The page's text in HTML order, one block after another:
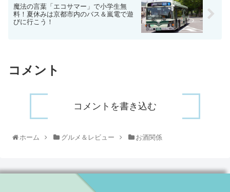
魔法の言葉「エコサマー」で小学生無
料！夏休みは京都市内のバス＆嵐電で遊
びに行こう！
コメント
コメントを書き込む
ホーム グルメ＆レビュー お酒関係